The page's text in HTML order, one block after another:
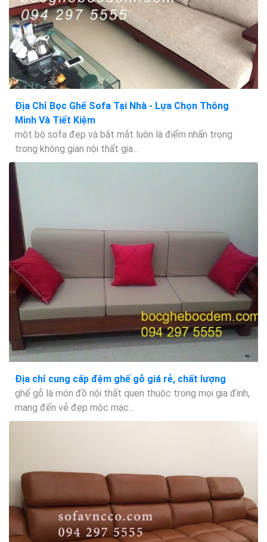
Địa Chỉ Bọc Ghế Sofa Tại Nhà - Lựa Chọn Thông
Minh Và Tiết Kiệm
một bộ sofa đẹp và bắt mắt luôn là điểm nhấn trọng
trong không gian nội thất gia...
Địa chỉ cung cấp đệm ghế gỗ giá rẻ, chất lượng
ghế gỗ là món đồ nội thất quen thuộc trong mọi gia đình,
mang đến vẻ đẹp mộc mạc...